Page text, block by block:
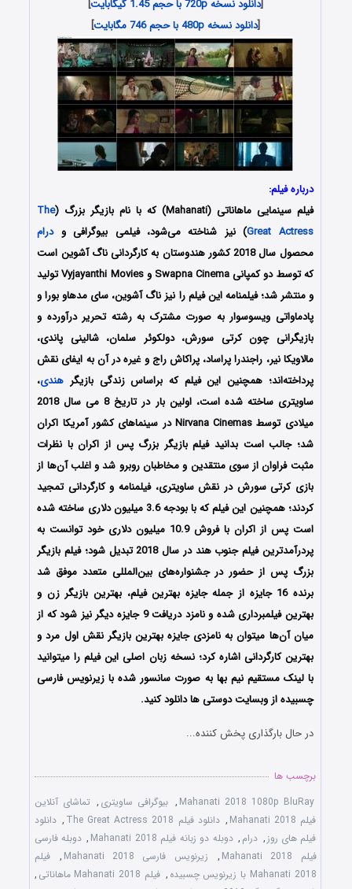
[دانلود نسخه 720p با حجم 1.45 گیگابایت
]
[دانلود نسخه 480p با حجم 746 مگابایت ]
درباره فیلم:
فیلم سینمایی ماهاناتی (Mahanati) که با نام بازیگر بزرگ (
The
Great Actress) نیز شناخته می‌شود، فیلمی بیوگرافی ودرام
محصول سال 2018 کشور هندوستان به کارگردانی ناگ آشوین است
که توسط دو کمپانی‌ Swapna Cinema و Vyjayanthi Movies تولید
و منتشر شد؛ فیلمنامه این فیلم را نیز ناگ آشوین، سای مدهاو بورا و
پادماواتی ویسوسوار به صورت مشترک به رشته تحریر درآورده و
بازیگرانی چون کرتی سورش، دولکوئر سلمان، شالینی پاندی،
مالاویکا نیر، راجندرا پراساد، پراکاش راج و غیره در آن به ایفای نقش
پرداخته‌اند؛ همچنین این فیلم که براساس زندگی بازیگر هندی،
ساویتری ساخته شده است، اولین بار در تاریخ 8 می سال 2018
میلادی توسط Nirvana Cinemas در سینماهای کشور آمریکا اکران
شد؛ جالب است بدانید فیلم بازیگر بزرگ پس از اکران با نظرات
مثبت فراوان از سوی منتقدین و مخاطبان روبرو شد و اغلب آن‌ها از
بازی کرتی سورش در نقش ساویتری، فیلمنامه و کارگردانی تمجید
کردند؛ همچنین این فیلم که با بودجه 3.6 میلیون دلاری ساخته شده
است پس از اکران با فروش 10.9 میلیون دلاری خود توانست به
پردرآمدترین فیلم جنوب هند در سال 2018 تبدیل شود؛ فیلم بازیگر
بزرگ پس از حضور در جشنواره‌های بین‌المللی متعدد موفق شد
برنده 16 جایزه از جمله جایزه بهترین فیلم، بهترین بازیگر زن و
بهترین فیلمبرداری شده و نامزد دریافت 9 جایزه دیگر نیز شود که از
میان آن‌ها میتوان به نامزدی جایزه بهترین بازیگر نقش اول مرد و
بهترین کارگردانی اشاره کرد؛ نسخه زبان اصلی این فیلم را میتوانید
با لینک مستقیم نیم بها به صورت سانسور شده با زیرنویس فارسی
چسبیده از وبسایت دوستی ها دانلود کنید.
در حال بارگذاری پخش کننده...
برچسب ها
Mahanati 2018 1080p BluRay
, بیوگرافی ساویتری , تماشای آنلاین
فیلم Mahanati 2018
, دانلود فیلم The Great Actress 2018 , دانلود
فیلم های روز , درام , دوبله دو زبانه فیلم Mahanati 2018 , دوبله فارسی
فیلم Mahanati 2018
, زیرنویس فارسی Mahanati 2018 ,
فیلم
Mahanati 2018 با زیرنویس چسبیده
, فیلم Mahanati 2018 ماهاناتی
,